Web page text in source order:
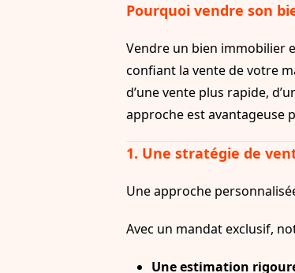
Pourquoi vendre son
Vendre un bien immobilier
confiant la vente de votre
d’une vente plus rapide,
approche est avantageuse
1. Une stratégie de
Une approche
Avec un mandat exclusif,
Une estimation